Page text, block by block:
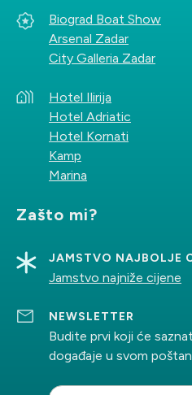
Biograd Boat Show
Arsenal Zadar
City Galleria Zadar
Hotel Ilirija
Hotel Adriatic
Hotel Kornati
Kamp
Marina
Zašto mi?
JAMSTVO NAJBOLJE
Jamstvo najniže cijene
NEWSLETTER
Budite prvi koji će
događaje u svom